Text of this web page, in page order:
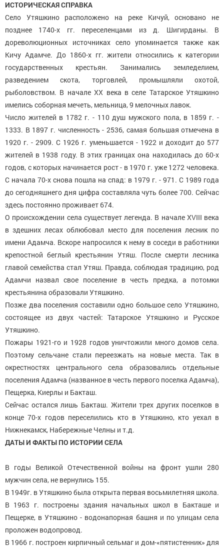
ИСТОРИЧЕСКАЯСПРАВКА
Село Утяшкино расположено на реке Кичуй, основано не
позднее 1740-х гг. переселенцами из д. Шигирданы. В
дореволюционных источниках село упоминается также как
Кичу Адамче. До 1860-х гг. жители относились к категории
государственных крестьян. Занимались земледелием,
разведением скота, торговлей, промышляли охотой,
рыболовством. В начале XX века в селе Татарское Утяшкино
имелись соборная мечеть, мельница, 9 мелочных лавок.
Число жителей в 1782 г. - 110 душ мужского пола, в 1859 г. -
1333. В 1897 г. численность - 2536, самая большая отмечена в
1920 г. - 2909. С 1926 г. уменьшается - 1922 и доходит до 577
жителей в 1938 году. В этих границах она находилась до 60-х
годов, с которых начинается рост - в 1970 г. уже 1272 человека.
С начала 70-х снова пошла на спад: в 1979 г. - 971. С 1989 года
до сегодняшнего дня цифра составляла чуть более 700. Сейчас
здесь постоянно проживает 674.
О происхождении села существует легенда. В начале XVIII века
в здешних лесах облюбовал место для поселения лесник по
имени Адамча. Вскоре напросился к нему в соседи в работники
крепостной беглый крестьянин Утяш. После смерти лесника
главой семейства стал Утяш. Правда, соблюдая традицию, род
Адамчи назвал свое поселение в честь предка, а потомки
крестьянина образовали Утяшкино.
Позже два поселения составили одно большое село Утяшкино,
состоящее из двух частей: Татарское Утяшкино и Русское
Утяшкино.
Пожары 1921-го и 1928 годов уничтожили много домов села.
Поэтому сельчане стали переезжать на новые места. Так в
окрестностях центрального села образовались отдельные
поселения Адамча (названное в честь первого поселка Адамча),
Пещерка, Киерлы и Бакташ.
Сейчас остался лишь Бакташ. Жители трех других поселков в
конце 70-х годов переселились кто в Утяшкино, кто уехал в
Нижнекамск, Набережные Челны и т.д.
ДАТЫ И ФАКТЫ ПО ИСТОРИИ СЕЛА
В годы Великой Отечественной войны на фронт ушли 280
мужчин села, не вернулись 155.
В 1949г. в Утяшкино была открыта первая восьмилетняя школа.
В 1963 г. построены здания начальных школ в Бакташе и
Пещерке, в Утяшкино - водонапорная башня и по улицам села
проложен водопровод.
В 1966 г. построен кирпичный сельмаг и дом-«пятистенник» для